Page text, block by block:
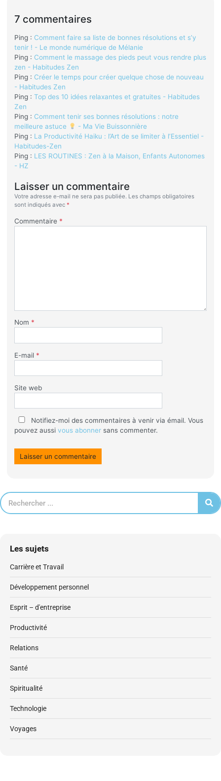
7 commentaires
Ping : Comment faire sa liste de bonnes résolutions et s’y
tenir ! - Le monde numérique de Mélanie
Ping : Comment le massage des pieds peut vous rendre plus
zen - Habitudes Zen
Ping : Créer le temps pour créer quelque chose de nouveau
- Habitudes Zen
Ping : Top des 10 idées relaxantes et gratuites - Habitudes
Zen
Ping : Comment tenir ses bonnes résolutions : notre
meilleure astuce
- Ma Vie Buissonnière
Ping : La Productivité Haiku : l’Art de se limiter à l’Essentiel -
Habitudes-Zen
Ping : LES ROUTINES : Zen à la Maison, Enfants Autonomes
- HZ
Laisser un commentaire
Votre adresse e-mail ne sera pas publiée. Les champs obligatoires
sont indiqués avec *
Commentaire *
Nom *
E-mail *
Site web
Notifiez-moi des commentaires à venir via émail. Vous
pouvez aussi vous abonnersans commenter.
Les sujets
Carrière et Travail
Développement personnel
Esprit – d'entreprise
Productivité
Relations
Santé
Spiritualité
Technologie
Voyages